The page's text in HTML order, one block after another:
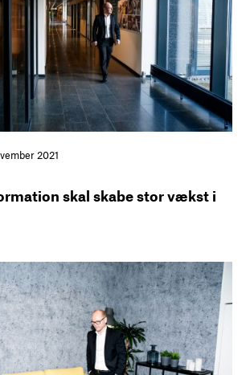
2021
skal skabe stor vækst i